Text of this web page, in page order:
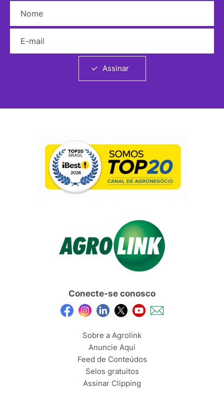
Assinar
Conecte-se conosco
Sobre a Agrolink
Anuncie Aqui
Feed de Conteúdos
Selos gratuitos
Assinar Clipping